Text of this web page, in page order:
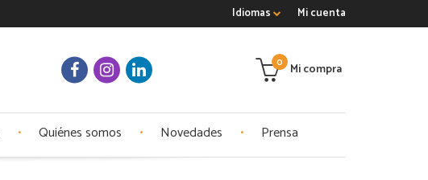
Mi cuenta
Idiomas
Mi compra
0
Quiénes somos Novedades Prensa